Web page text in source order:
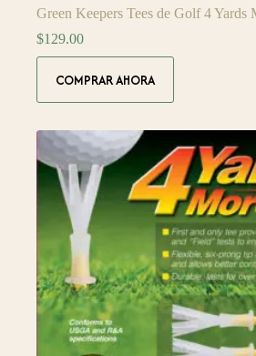
Green Keepers Tees de Golf 4 Yards
$129.00
COMPRAR AHORA